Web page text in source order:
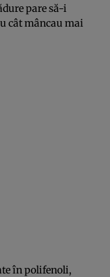
pare să-i
cât mâncau mai
în polifenoli,